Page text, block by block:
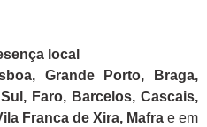
local
Grande Porto, Braga,
Faro, Barcelos, Cascais,
Franca de Xira, Mafra e em